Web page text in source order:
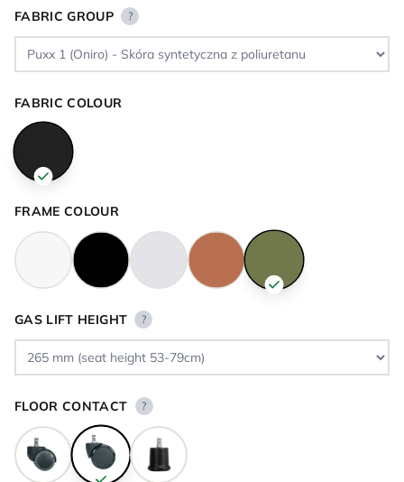
FABRIC GROUP ?
FABRIC COLOUR
FRAME COLOUR
GAS LIFT HEIGHT ?
FLOOR CONTACT ?